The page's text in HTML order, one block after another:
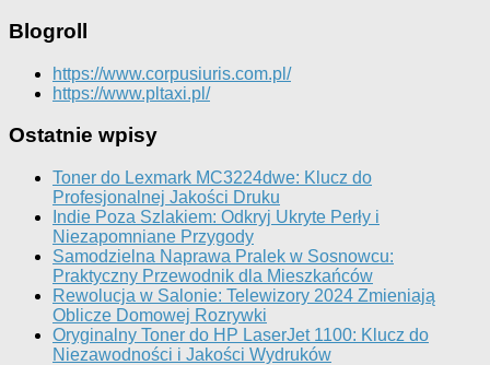
Blogroll
https://www.corpusiuris.com.pl/
https://www.pltaxi.pl/
Ostatnie wpisy
Toner do Lexmark MC3224dwe: Klucz do
Profesjonalnej Jakości Druku
Indie Poza Szlakiem: Odkryj Ukryte Perły i
Niezapomniane Przygody
Samodzielna Naprawa Pralek w Sosnowcu:
Praktyczny Przewodnik dla Mieszkańców
Rewolucja w Salonie: Telewizory 2024 Zmieniają
Oblicze Domowej Rozrywki
Oryginalny Toner do HP LaserJet 1100: Klucz do
Niezawodności i Jakości Wydruków